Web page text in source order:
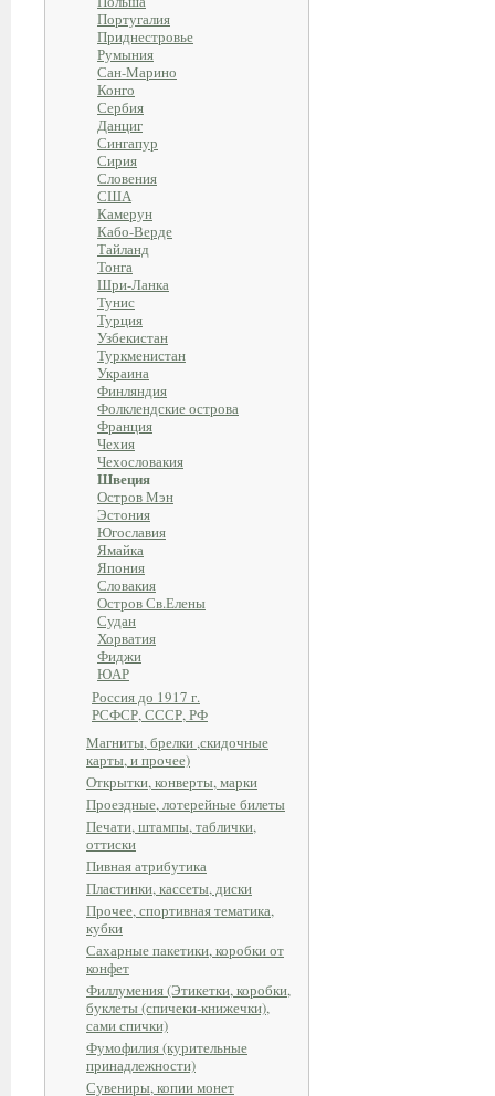
Португалия
Приднестровье
Румыния
Сан-Марино
Конго
Сербия
Данциг
Сингапур
Сирия
Словения
США
Камерун
Кабо-Верде
Тайланд
Тонга
Шри-Ланка
Тунис
Турция
Узбекистан
Туркменистан
Украина
Финляндия
Фолклендские острова
Франция
Чехия
Чехословакия
Швеция
Остров Мэн
Эстония
Югославия
Ямайка
Япония
Словакия
Остров Св.Елены
Судан
Хорватия
Фиджи
ЮАР
Россия до 1917 г.
РСФСР, СССР, РФ
Магниты, брелки ,скидочные
карты, и прочее)
Открытки, конверты, марки
Проездные, лотерейные билеты
Печати, штампы, таблички,
оттиски
Пивная атрибутика
Пластинки, кассеты, диски
Прочее, спортивная тематика,
кубки
Сахарные пакетики, коробки от
конфет
Филлумения (Этикетки, коробки,
буклеты (спичеки-книжечки),
сами спички)
Фумофилия (курительные
принадлежности)
Сувениры, копии монет